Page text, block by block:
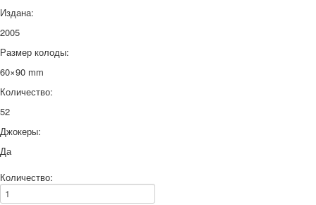
Издана:
2005
Размер колоды:
60×90 mm
Количество:
52
Джокеры:
Да
Количество: